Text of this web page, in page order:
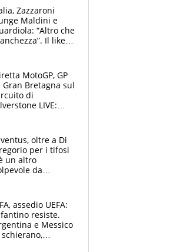
Zazzaroni
Maldini e
“Altro che
Il like
MotoGP, GP
Gran Bretagna sul
di
LIVE:
in affanno
oltre a Di
per i tifosi
un altro
da
assedio UEFA:
resiste.
e Messico